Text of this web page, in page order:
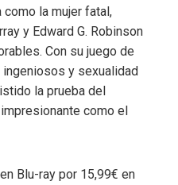
la mujer fatal,
y Edward G. Robinson
Con su juego de
y sexualidad
la prueba del
como el
Blu-ray por 15,99€ en